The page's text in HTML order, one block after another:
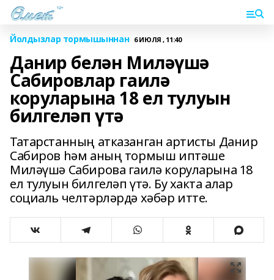
Йолдызлар тормышыннан 6 ИЮЛЯ , 11:40
Данир белән Миләүшә
Сабировлар гаилә
коруларына 18 ел тулуын
билгеләп үтә
Татарстанның атказанган артисты Данир
Сабиров һәм аның тормыш иптәше
Миләүшә Сабирова гаилә коруларына 18
ел тулуын билгеләп үтә. Бу хакта алар
социаль челтәрләрдә хәбәр итте.